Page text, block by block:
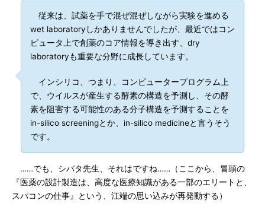
従来は、試薬を手で混ぜ混ぜしながら実験を進める
wet laboratoryしかありませんでしたが、最近ではコン
ピュータ上で創薬のコア情報を導き出す、dry
laboratoryも重要な分野に成長しています。
インシリコ、つまり、コンピュータープログラム上
で、ウイルスが産生する酵素の構造を予測し、その酵
素を阻害する可能性のある分子構造を予測することを
in-silico screeningとか、in-silico medicineと言うそう
です。
……でも、シバタ先生、それはですね……（ここから、冒頭の
『医薬の設計製造は、高度な医療知識がある一部のエリートと、
スパコンの仕事』という、江端の思い込みが再発動する）